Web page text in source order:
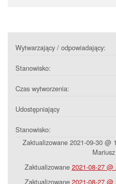
Wytwarzający / odpowiadający:
Stanowisko:
Czas wytworzenia:
Udostępniający
Stanowisko:
Zaktualizowane 2021-09-30 @
Zaktualizowane 2021-08-27 @
Zaktualizowane 2021-08-27 @